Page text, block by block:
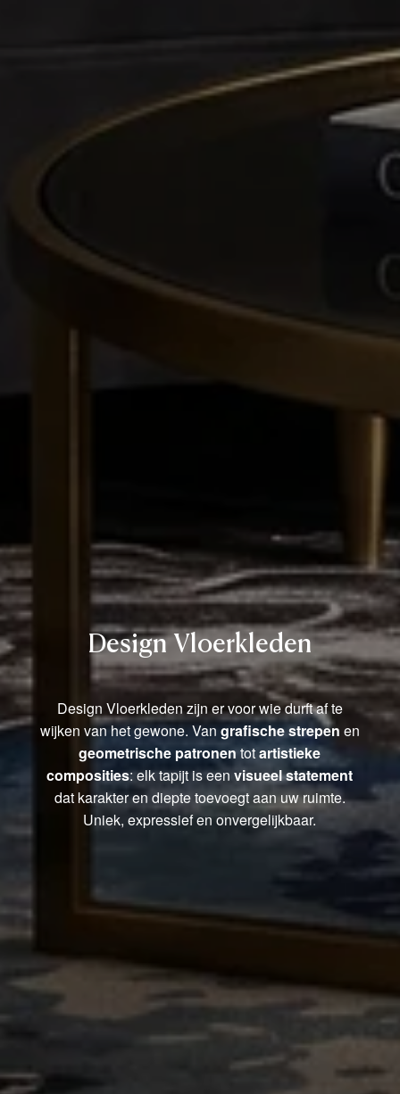
Design Vloerkleden
Design Vloerkleden zijn er voor wie durft af te
wijken van het gewone. Vangrafische strepen en
geometrische patronentotartistieke
composities: elk tapijt is eenvisueel statement
dat karakter en diepte toevoegt aan uw ruimte.
Uniek, expressief en onvergelijkbaar.